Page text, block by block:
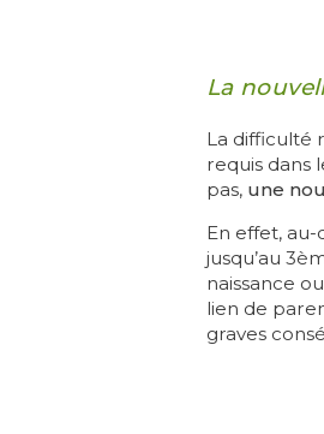
La
La difficulté
requis dans
pas, une
En effet,
jusqu’au
naissance
lien de
graves